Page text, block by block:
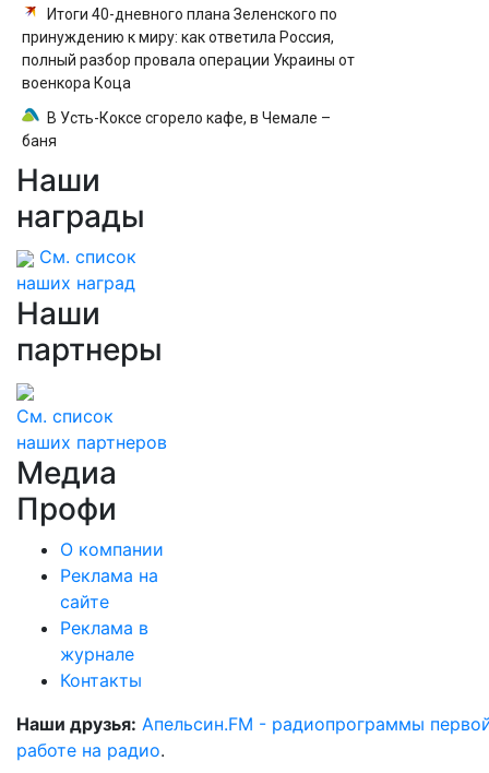
Итоги 40-дневного плана Зеленского по
принуждению к миру: как ответила Россия,
полный разбор провала операции Украины от
военкора Коца
В Усть-Коксе сгорело кафе, в Чемале –
баня
Ребенок просто холерик или у него СДВГ?
Наши
награды
См. список
наших наград
Наши
партнеры
См. список
наших партнеров
Медиа
Профи
О компании
Реклама на
сайте
Реклама в
журнале
Контакты
Наши друзья: Апельсин.FM - радиопрограммы
работе на радио.